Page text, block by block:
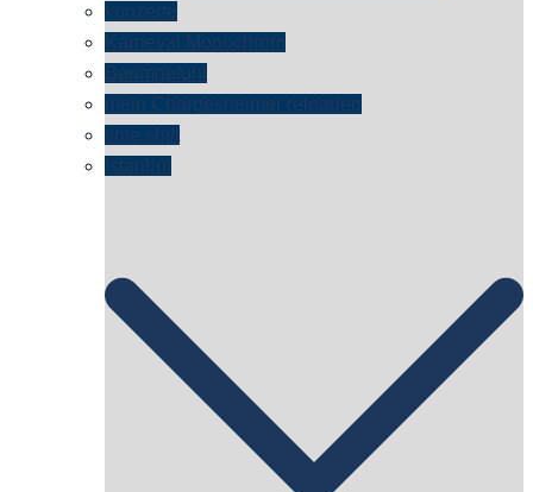
konzerte
Karneval Monochrom
Baumgefühl
mein Chargesheimer reloaded
time shift
Istanbul